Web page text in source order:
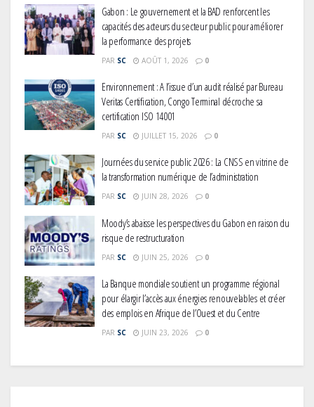
Gabon : Le gouvernement et la BAD renforcent les
capacités des acteurs du secteur public pour améliorer
la performance des projets
PAR SC AOÛT 1, 2026 0
Environnement : A l’issue d’un audit réalisé par Bureau
Veritas Certification, Congo Terminal décroche sa
certification ISO 14001
PAR SC JUILLET 15, 2026 0
Journées du service public 2026 : La CNSS en vitrine de
la transformation numérique de l’administration
PAR SC JUIN 28, 2026 0
Moody’s abaisse les perspectives du Gabon en raison du
risque de restructuration
PAR SC JUIN 25, 2026 0
La Banque mondiale soutient un programme régional
pour élargir l’accès aux énergies renouvelables et créer
des emplois en Afrique de l’Ouest et du Centre
PAR SC JUIN 23, 2026 0